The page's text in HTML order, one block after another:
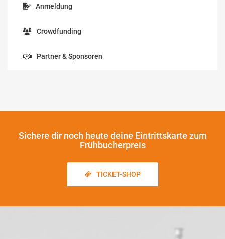
Anmeldung
Crowdfunding
Partner & Sponsoren
Sichere dir noch heute deine Eintrittskarte zum
Frühbucherpreis
TICKET-SHOP